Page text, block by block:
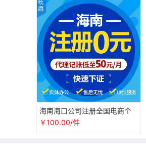
海南海口公司注册全国电商个
体户营业执照代办理工商注销
￥100.00/件